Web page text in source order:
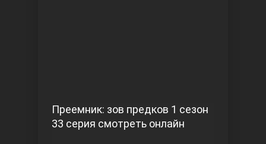
Преемник: зов предков 1 сезон
33 серия смотреть онлайн